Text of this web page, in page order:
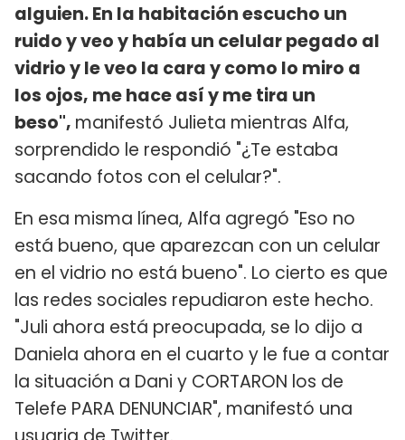
alguien. En la habitación escucho un
ruido y veo y había un celular pegado al
vidrio y le veo la cara y como lo miro a
los ojos, me hace así y me tira un
beso", manifestó Julieta mientras Alfa,
sorprendido le respondió "¿Te estaba
sacando fotos con el celular?".
En esa misma línea, Alfa agregó "Eso no
está bueno, que aparezcan con un celular
en el vidrio no está bueno". Lo cierto es que
las redes sociales repudiaron este hecho.
"Juli ahora está preocupada, se lo dijo a
Daniela ahora en el cuarto y le fue a contar
la situación a Dani y CORTARON los de
Telefe PARA DENUNCIAR", manifestó una